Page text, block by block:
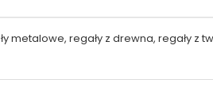
metalowe, regały z drewna, regały z